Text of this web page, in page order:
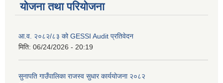
योजना तथा परियोजना
आ.व. २०८२/८३ को GESSI Audit प्रतिवेदन
मिति: 06/24/2026 - 20:19
सुनापति गाउँपालिका राजस्व सुधार कार्ययोजना २०८२